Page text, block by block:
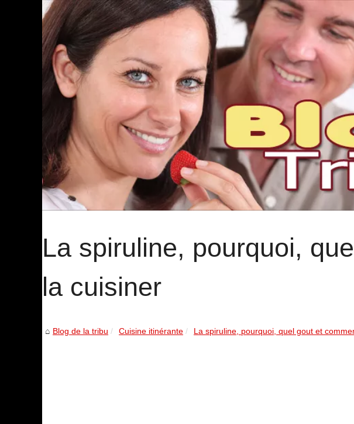
La spiruline, pourquoi,
la cuisiner
Blog de la tribu Cuisine itinérante La spiruline, pourquoi, quel gout et